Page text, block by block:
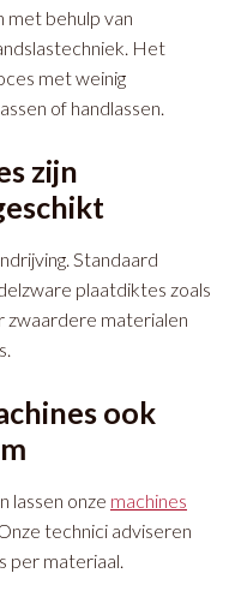
met behulp van
Het
met weinig
of handlassen.
zijn
Standaard
plaatdiktes zoals
zwaardere materialen
ook
lassen onze machines
technici adviseren
per materiaal.